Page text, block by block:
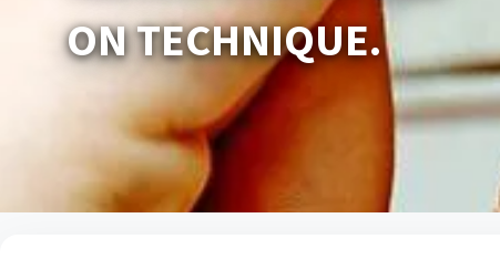
ON TECHNIQUE.